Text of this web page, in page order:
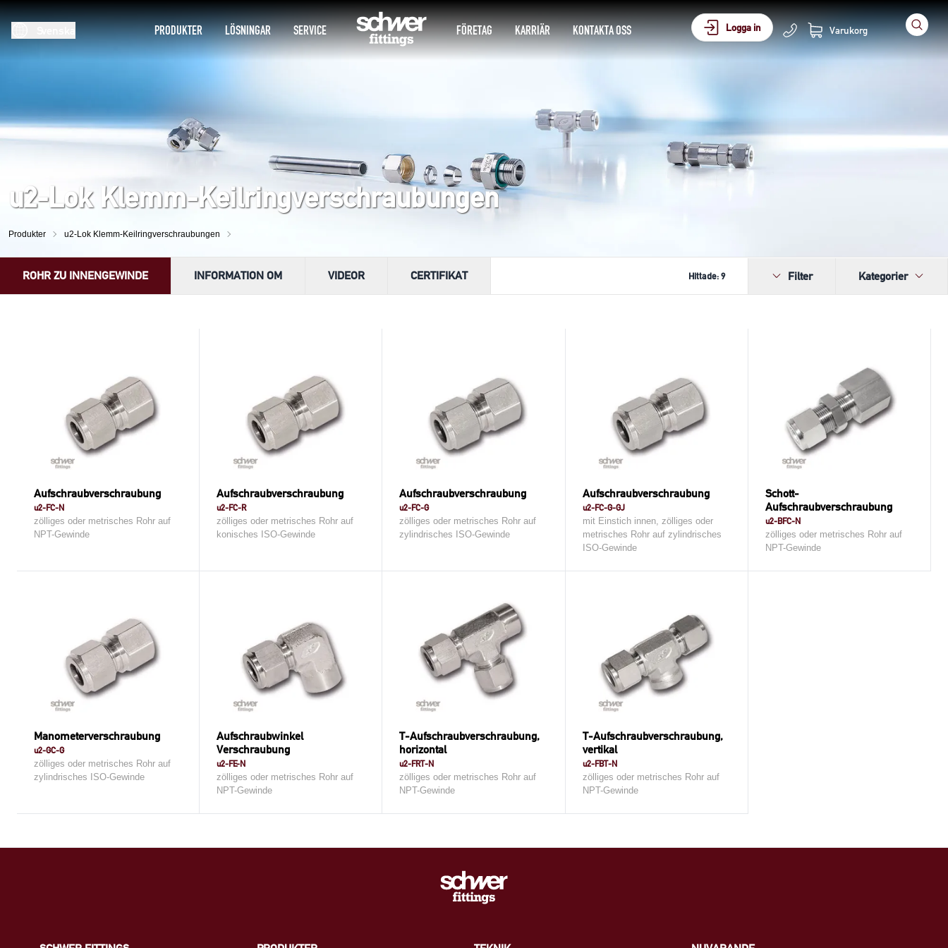
PRODUKTER LÖSNINGAR SERVICE FÖRETAG KARRIÄR KONTAKTA OSS Logga in Varukorg
u2-Lok Klemm-Keilringverschraubungen
Produkter u2-Lok Klemm-Keilringverschraubungen
ROHR ZU INNENGEWINDE INFORMATION OM VIDEOR CERTIFIKAT Hittade:9 Filter Kategorier
Aufschraubverschraubung
u2-FC-N
zölliges oder metrisches Rohr auf
NPT-Gewinde
Aufschraubverschraubung
u2-FC-R
zölliges oder metrisches Rohr auf
konisches ISO-Gewinde
Aufschraubverschraubung
u2-FC-G
zölliges oder metrisches Rohr auf
zylindrisches ISO-Gewinde
Aufschraubverschraubung
u2-FC-G-GJ
mit Einstich innen, zölliges oder
metrisches Rohr auf zylindrisches
ISO-Gewinde
Schott-
Aufschraubverschraubung
u2-BFC-N
zölliges oder metrisches Rohr auf
NPT-Gewinde
Manometerverschraubung
u2-GC-G
zölliges oder metrisches Rohr auf
zylindrisches ISO-Gewinde
Aufschraubwinkel
Verschraubung
u2-FE-N
zölliges oder metrisches Rohr auf
NPT-Gewinde
T-Aufschraubverschraubung,
horizontal
u2-FRT-N
zölliges oder metrisches Rohr auf
NPT-Gewinde
T-Aufschraubverschraubung,
vertikal
u2-FBT-N
zölliges oder metrisches Rohr auf
NPT-Gewinde